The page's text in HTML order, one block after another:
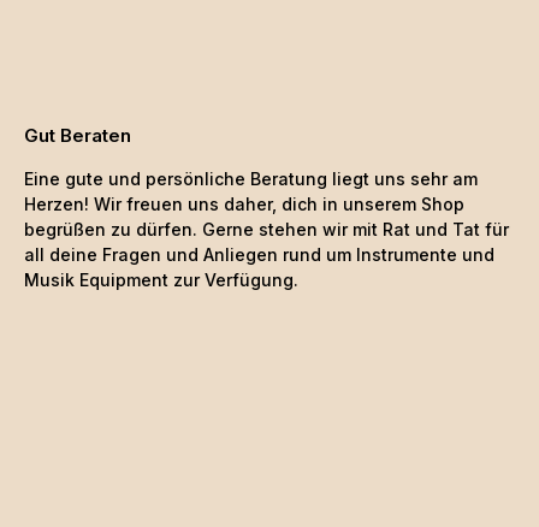
Gut Beraten
Eine gute und persönliche Beratung liegt uns sehr am
Herzen! Wir freuen uns daher, dich in unserem Shop
begrüßen zu dürfen. Gerne stehen wir mit Rat und Tat für
all deine Fragen und Anliegen rund um Instrumente und
Musik Equipment zur Verfügung.